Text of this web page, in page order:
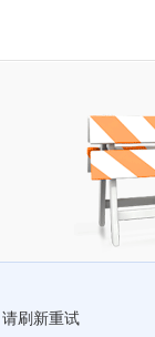
刷新重试